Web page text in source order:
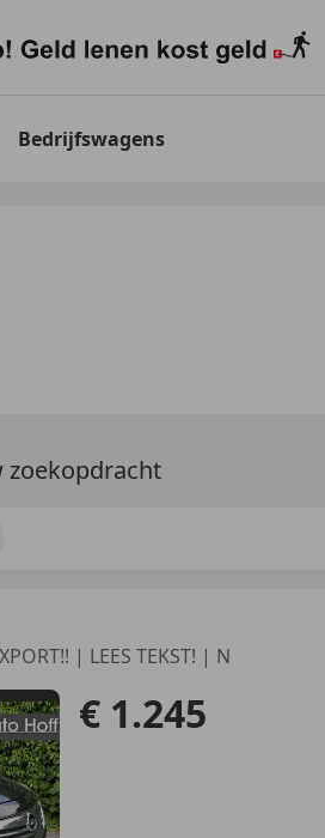
Bedrijfswagens
zoekopdracht
| LEES TEKST! | N
€ 1.245